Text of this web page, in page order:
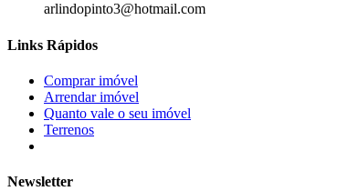
arlindopinto3@hotmail.com
Links Rápidos
Comprar imóvel
Arrendar imóvel
Quanto vale o seu imóvel
Terrenos
Newsletter